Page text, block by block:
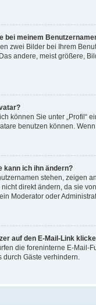
bei meinem
zwei Bilder bei Ihrem
andere, meist größere,
können Sie unter „Profil“
benutzen können.
kann ich ihn ändern?
stehen, zeigen
direkt ändern, da sie
Moderator oder
auf den E-Mail-Link
die foreninterne E-Mail-
Gäste verhindern.